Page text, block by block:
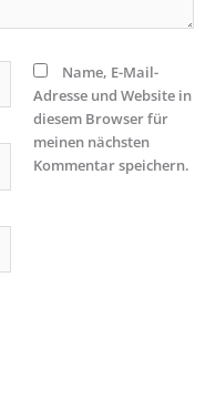
Name, E-Mail-
Adresse und Website in
diesem Browser für
meinen nächsten
Kommentar speichern.